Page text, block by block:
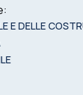
:
E DELLE